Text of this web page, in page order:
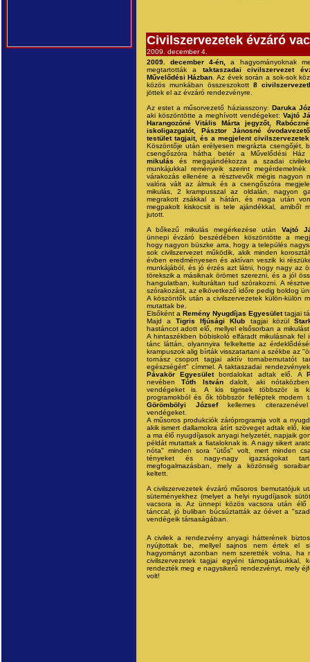
Civilszervezetek évzáró
2009. december 4.
2009. december 4-én,
a hagyományoknak
megtartották a taktaszadai
civilszervezet
Művelődési Házban . Az évek során a sok-sok
közös munkában összeszokott 8
jöttek el az évzáró rendezvényre.
Az estet a műsorvezető háziasszony: Daruka
aki köszöntötte a meghívott vendégeket: Vajtó
Harangozóné Vitális Márta jegyzőt,
iskoligazgatót, Pásztor Jánosné
testület tagjait, és a megjelent
Köszöntője után erélyesen megrázta csengőjét,
csengőszóra hátha betér a Művelődési Ház
mikulás és megajándékozza a szadai
munkájukkal reményeik szerint
várakozás ellenére a résztvevők mégis nagyon
valóra vált az álmuk és a csengőszóra
mikulás, 2 krampusszal az oldalán, nagyon
megrakott zsákkal a hátán, és maga után
megpakolt kiskocsit is tele ajándékkal, amiből
jutott.
A bőkezű mikulás megérkezése utánVajtó
ünnepi évzáró beszédében köszöntötte a
hogy nagyon büszke arra, hogy a település
sok civilszervezet működik, akik minden
évben eredményesen és aktívan veszik ki
munkájából, és jó érzés azt látni, hogy nagy az
törekszik a másiknak örömet szerezni, és a jól
hangulatban, kulturáltan tud szórakozni. A
szórakozást, az elkövetkező időre pedig boldog
A köszöntők után a civilszervezetek külön-külön
mutattak be.
Elsőként a Remény Nyugdíjas Egyesülettagjai
Majd a Tigris Ifjúsági Klub tagjai közül
hastáncot adott elő, mellyel elsősorban a
A hintaszékben bóbiskoló elfáradt mikulásnak fel
tánc láttán, olyannyira felkeltette az
krampuszok alig bírták visszatartani a székbe az
tornász csoport tagjai aktív tornabemutatót
egészségért" címmel. A taktaszadai
Pávakör Egyesületbordalokat adtak elő. A
nevébenTóth Istvándalolt, aki
vendégeket is. A kis tigrisek többször is
programokból és ők többször felléptek modern
Görömbölyi Józsefkellemes
vendégeket.
A műsoros produkciók záróprogramja volt a
akik ismert dallamokra átírt szöveget adtak elő,
a ma élő nyugdíjasok anyagi helyzetét, napjaik
példát mutattak a fiataloknak is. A nagy sikert
nóta" minden sora "ütős" volt, mert minden
tényeket és nagy-nagy igazságokat
megfogalmazásban, mely a közönség
keltett.
A civilszervezetek évzáró műsoros bemutatójuk
süteményekhez (melyet a helyi nyugdíjasok
vacsora is. Az ünnepi közös vacsora után élő
tánccal, jó buliban búcsúztatták az óévet a
vendégeik társaságában.
A civilek a rendezvény anyagi hátterének
nyújtottak be, mellyel sajnos nem értek el
hagyományt azonban nem szerették volna, ha
civilszervezetek tagjai egyéni támogatásukkal,
rendezték meg e nagysikerű rendezvényt, mely
volt!